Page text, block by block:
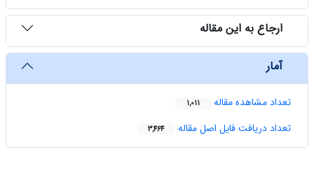
ارجاع به این مقاله
آمار
تعداد مشاهده مقاله 1,011
تعداد دریافت فایل اصل مقاله 3,464